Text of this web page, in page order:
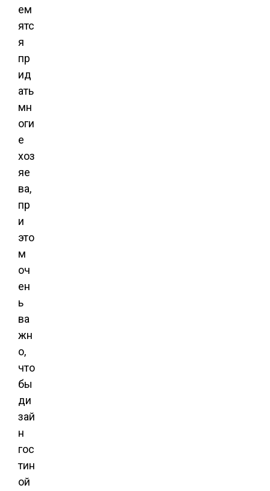
ем
ятс
я
пр
ид
ать
мн
оги
е
хоз
яе
ва,
пр
и
это
м
оч
ен
ь
ва
жн
о,
что
бы
ди
зай
н
гос
тин
ой